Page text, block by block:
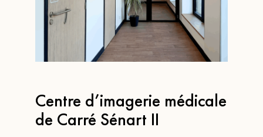
Centre d’imagerie médicale
de Carré Sénart II